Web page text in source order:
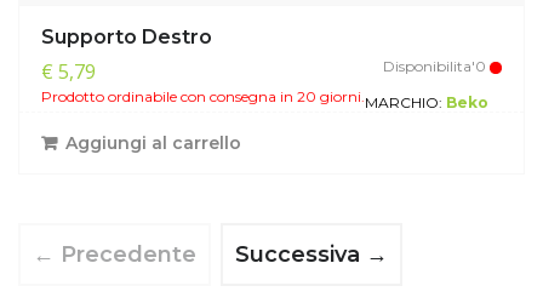
Supporto Destro
€ 5,79
Disponibilita'0
Prodotto ordinabile con consegna in 20 giorni.MARCHIO: Beko
Aggiungi al carrello
← Precedente Successiva →